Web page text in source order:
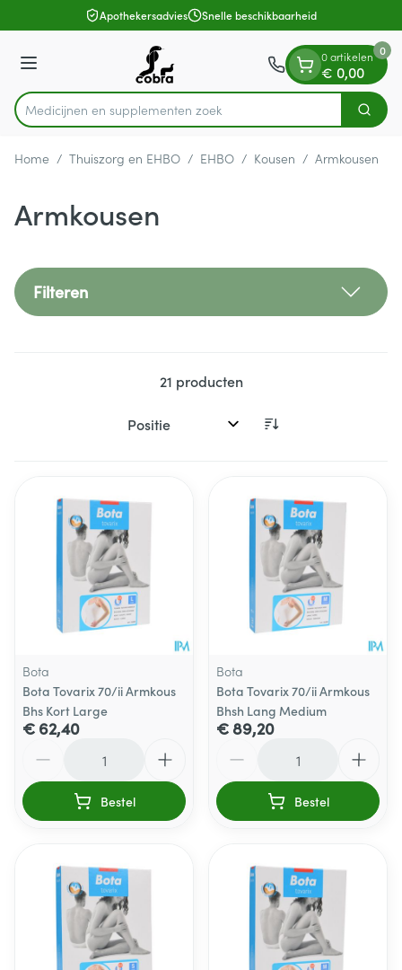
Ga naar de inhoudApothekersadvies Snelle beschikbaarheid
Menu
Product, merk, categorie...
Medicijnen en Zoek
0 artikelen
€ 0,00
0
Home / Thuiszorg en EHBO / EHBO / Kousen / Armkousen
Armkousen
Filteren
21 producten
Sorteer op:
Bota
Bota Tovarix 70/ii Armkous
Bhs Kort Large
€ 62,40
Bestel
Bota
Bota Tovarix 70/ii Armkous
Bhsh Lang Medium
€ 89,20
Bestel